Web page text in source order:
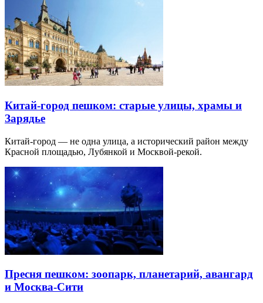
Китай-город пешком: старые улицы, храмы и
Зарядье
Китай-город — не одна улица, а исторический район между
Красной площадью, Лубянкой и Москвой-рекой.
Пресня пешком: зоопарк, планетарий, авангард
и Москва-Сити